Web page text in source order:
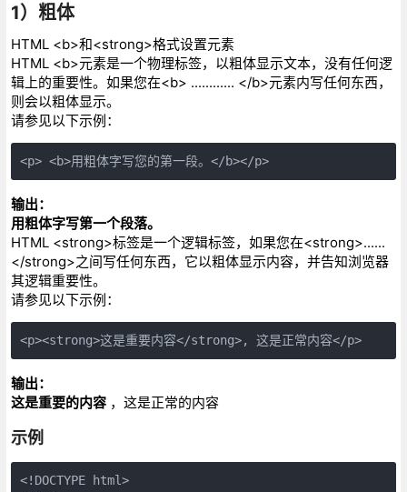
1）粗体
HTML <b>和<strong>格式设置元素
HTML <b>元素是一个物理标签，以粗体显示文本，没有任何逻
辑上的重要性。如果您在<b> ............ </b>元素内写任何东西，
则会以粗体显示。
请参见以下示例：
<p> <b>用粗体字写您的第一段。</b></p>
输出：
用粗体字写第一个段落。
HTML <strong>标签是一个逻辑标签，如果您在<strong>......
</strong>之间写任何东西，它以粗体显示内容，并告知浏览器
其逻辑重要性。
请参见以下示例：
<p><strong>这是重要内容</strong>, 这是正常内容</p>
输出：
这是重要的内容，这是正常的内容
示例
<!DOCTYPE html>